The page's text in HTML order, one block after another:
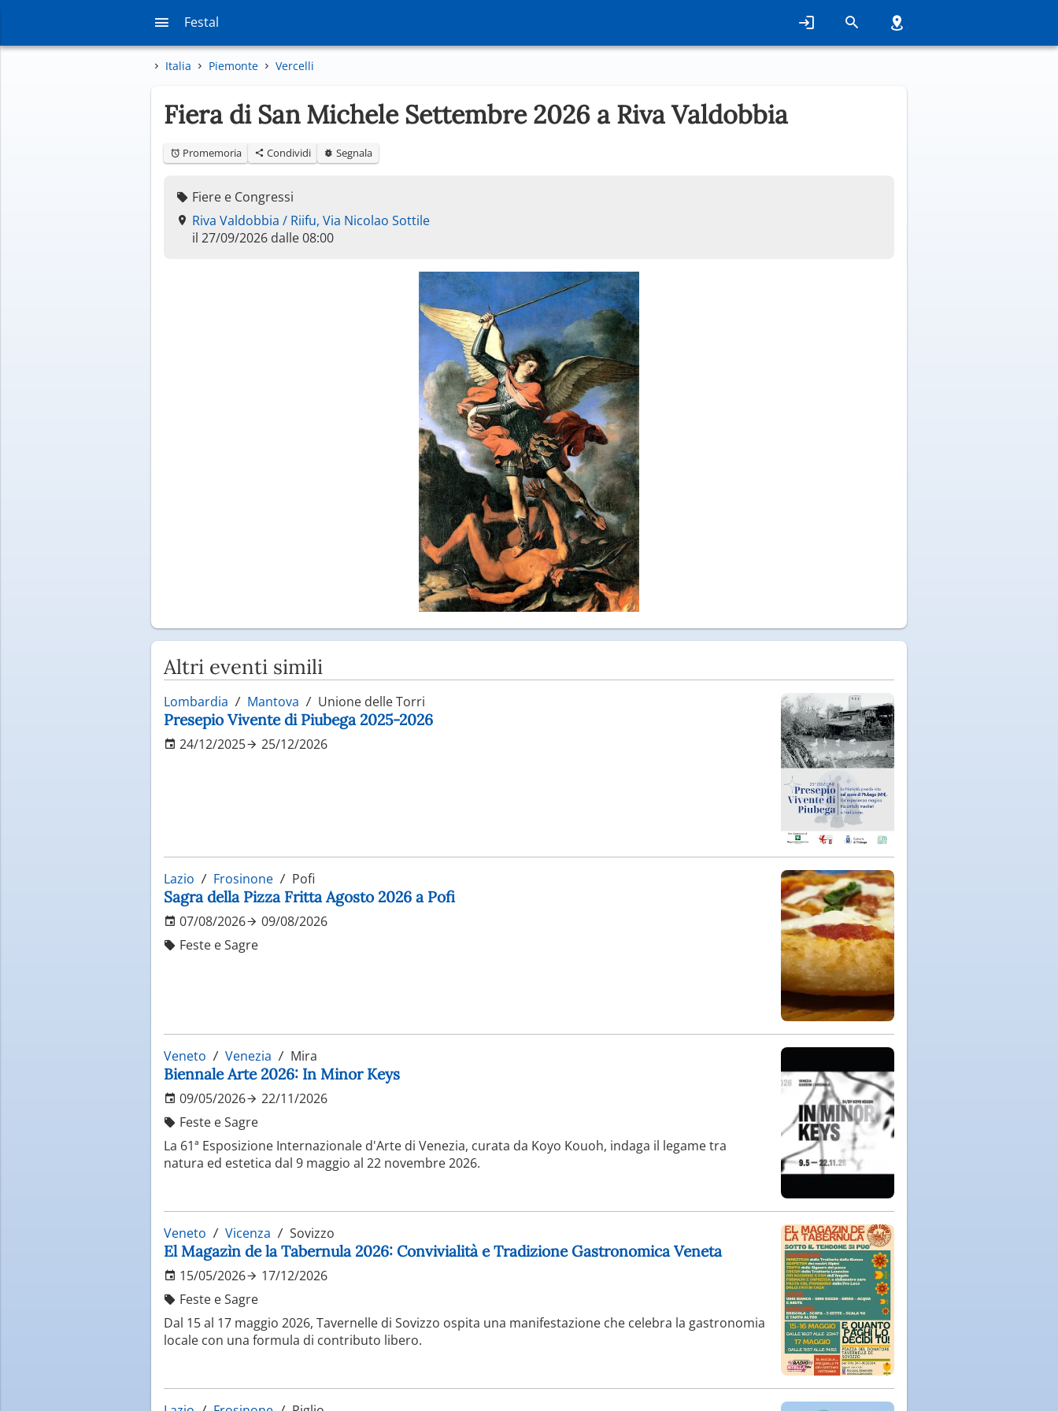
Festal
Italia Piemonte Vercelli
Fiera di San Michele Settembre 2026 a Riva Valdobbia
Promemoria Condividi Segnala
Fiere e Congressi
Riva Valdobbia / Riifu, Via Nicolao Sottile
il 27/09/2026 dalle 08:00
Altri eventi simili
Lombardia Mantova Unione delle Torri
Presepio Vivente di Piubega 2025-2026
24/12/2025 25/12/2026
Lazio Frosinone Pofi
Sagra della Pizza Fritta Agosto 2026 a Pofi
07/08/2026
09/08/2026
Feste e Sagre
Veneto Venezia Mira
Biennale Arte 2026: In Minor Keys
09/05/2026
22/11/2026
Feste e Sagre
La 61ª Esposizione Internazionale d'Arte di Venezia, curata da Koyo Kouoh, indaga il legame tra
natura ed estetica dal 9 maggio al 22 novembre 2026.
Veneto Vicenza Sovizzo
El Magazìn de la Tabernula 2026: Convivialità e Tradizione Gastronomica Veneta
15/05/2026
17/12/2026
Feste e Sagre
Dal 15 al 17 maggio 2026, Tavernelle di Sovizzo ospita una manifestazione che celebra la gastronomia
locale con una formula di contributo libero.